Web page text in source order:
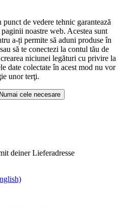
de vedere tehnic garantează
noastre web. Acestea sunt
a-ți permite să aduni produse în
să te conectezi la contul tău de
niciunei legături cu privire la
date colectate în acest mod nu vor
unor terţi.
Numai cele necesare
deiner Lieferadresse